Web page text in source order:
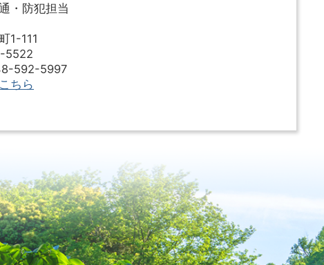
・防犯担当
1-111
5522
592-5997
ちら